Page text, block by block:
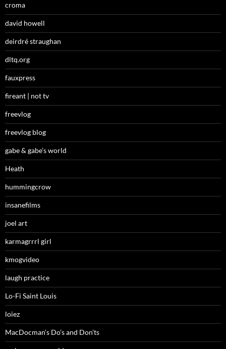
croma
david howell
deirdré straughan
dltq.org
fauxpress
fireant | not tv
freevlog
freevlog blog
gabe & gabe’s world
Heath
hummingcrow
insanefilms
joel art
karmagrrrl girl
kmogvideo
laugh practice
Lo-Fi Saint Louis
loiez
MacDocman’s Do’s and Don’ts